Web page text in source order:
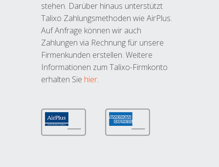
stehen. Darüber hinaus unterstützt
Talixo Zahlungsmethoden wie AirPlus.
Auf Anfrage können wir auch
Zahlungen via Rechnung für unsere
Firmenkunden erstellen. Weitere
Informationen zum Talixo-Firmkonto
erhalten Sie hier.